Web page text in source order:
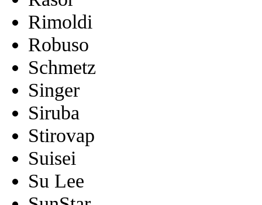
Rimoldi
Robuso
Schmetz
Singer
Siruba
Stirovap
Suisei
Su Lee